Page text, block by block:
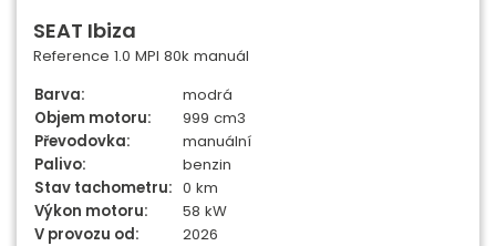
SEAT Ibiza
Reference 1.0 MPI 80k manuál
Barva:
modrá
Objem motoru:
999 cm3
Převodovka:
manuální
Palivo:
benzin
Stav tachometru: 0 km
Výkon motoru:
58 kW
V provozu od:
2026